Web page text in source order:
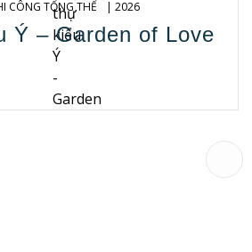
CÔNG TỔNG THỂ | 2026
Ý – Garden of Love